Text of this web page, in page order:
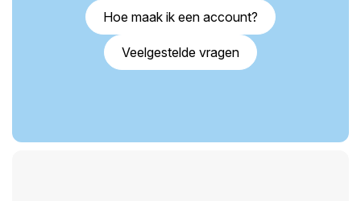
Hoe maak ik een account?
Veelgestelde vragen